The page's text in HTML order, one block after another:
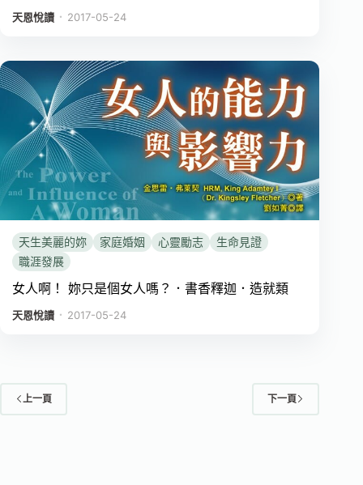
天恩悅讀 ． 2017-05-24
天生美麗的妳 家庭婚姻 心靈勵志
生命見證
職涯發展
女人啊！ 妳只是個女人嗎？．書香釋迦．造就類
天恩悅讀 ． 2017-05-24
上一頁 下一頁